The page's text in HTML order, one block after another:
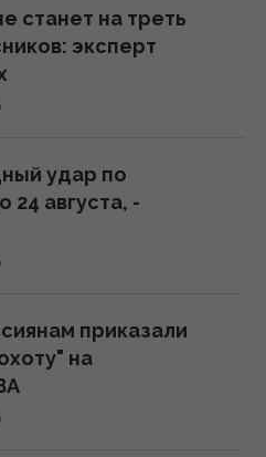
станет на треть
эксперт
удар по
24 августа, -
приказали
на